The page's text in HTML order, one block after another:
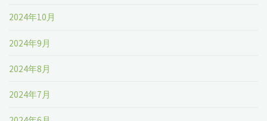
2024年10月
2024年9月
2024年8月
2024年7月